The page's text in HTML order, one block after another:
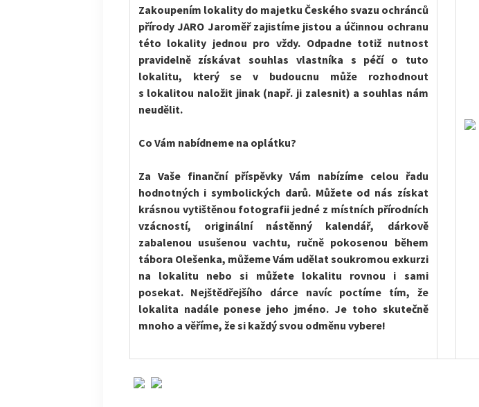
Zakoupením lokality do majetku Českého svazu ochránců
přírody JARO Jaroměř zajistíme jistou a účinnou ochranu
této lokality jednou pro vždy. Odpadne totiž nutnost
pravidelně získávat souhlas vlastníka s péčí o tuto
lokalitu, který se v budoucnu může rozhodnout
s lokalitou naložit jinak (např. ji zalesnit) a souhlas nám
neudělit.
Co Vám nabídneme na oplátku?
Za Vaše finanční příspěvky Vám nabízíme celou řadu
hodnotných i symbolických darů. Můžete od nás získat
krásnou vytištěnou fotografii jedné z místních přírodních
vzácností, originální nástěnný kalendář, dárkově
zabalenou usušenou vachtu, ručně pokosenou během
tábora Olešenka, můžeme Vám udělat soukromou exkurzi
na lokalitu nebo si můžete lokalitu rovnou i sami
posekat. Nejštědřejšího dárce navíc poctíme tím, že
lokalita nadále ponese jeho jméno. Je toho skutečně
mnoho a věříme, že si každý svou odměnu vybere!